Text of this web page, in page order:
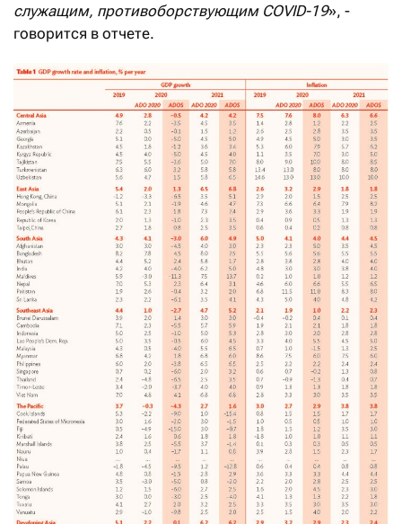
служащим, противоборствующим COVID-19», -
говорится в отчете.